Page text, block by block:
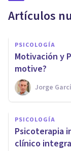
Artículos
PSICOLOGÍA
Motivación y
motive?
Jorge
PSICOLOGÍA
Psicoterapia
clínico